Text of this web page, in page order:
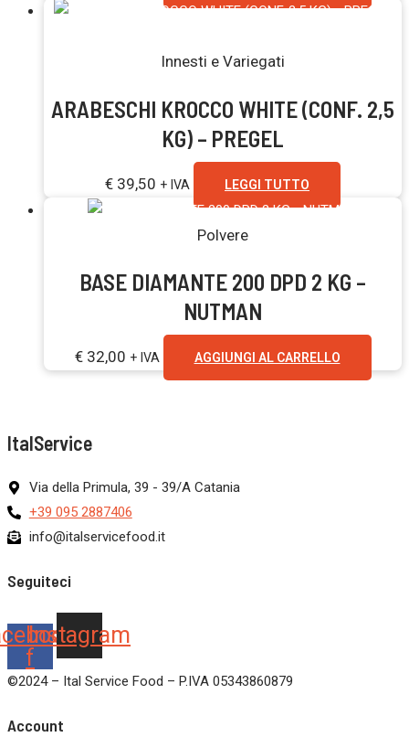
Innesti e Variegati
ARABESCHI KROCCO WHITE (CONF. 2,5
KG) – PREGEL
€ 39,50 + IVA LEGGI TUTTO
Polvere
BASE DIAMANTE 200 DPD 2 KG –
NUTMAN
€32,00 + IVA AGGIUNGI AL CARRELLO
ItalService
Via della Primula, 39 - 39/A Catania
+39 095 2887406
info@italservicefood.it
Seguiteci
f
Instagram
©2024 – Ital Service Food – P.IVA 05343860879
Account